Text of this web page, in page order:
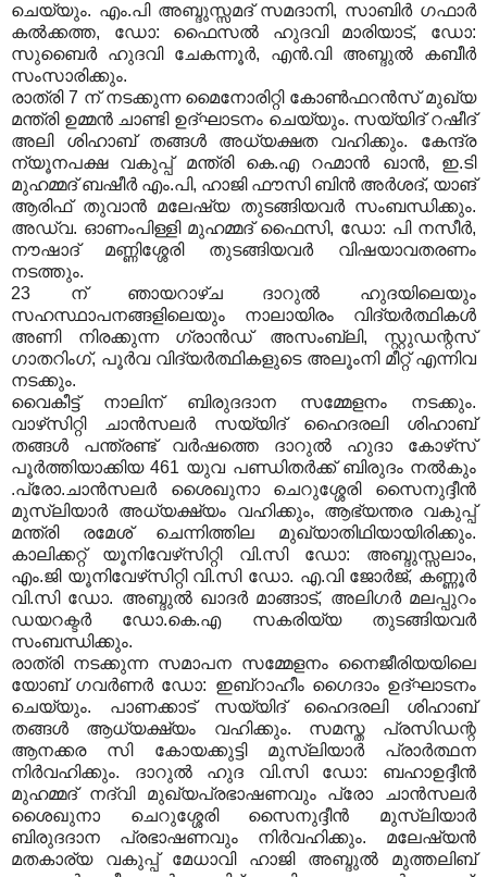
ചെയ്യും. എം.പി അബ്ദുസ്സമദ് സമദാനി, സാബിര്‍ ഗഫാര്‍
കല്‍ക്കത്ത, ഡോ: ഫൈസല്‍ ഹുദവി മാരിയാട്, ഡോ:
സുബൈര്‍ ഹുദവി ചേകന്നൂര്‍, എന്‍.വി അബ്ദുല്‍ കബീര്‍
സംസാരിക്കും.
രാത്രി 7 ന് നടക്കുന്ന മൈനോരിറ്റി കോണ്‍ഫറന്‍സ് മുഖ്യ
മന്ത്രി ഉമ്മന്‍ ചാണ്ടി ഉദ്ഘാടനം ചെയ്യും. സയ്യിദ് റഷീദ്
അലി ശിഹാബ് തങ്ങള്‍ അധ്യക്ഷത വഹിക്കും. കേന്ദ്ര
ന്യൂനപക്ഷ വകുപ്പ് മന്ത്രി കെ.എ റഹ്മാന്‍ ഖാന്‍, ഇ.ടി
മുഹമ്മദ് ബഷീര്‍ എം.പി, ഹാജി ഫൗസി ബിന്‍ അര്‍ശദ്, യാങ്
ആരിഫ് തുവാന്‍ മലേഷ്യ തുടങ്ങിയവര്‍ സംബന്ധിക്കും.
അഡ്വ. ഓണംപിള്ളി മുഹമ്മദ് ഫൈസി, ഡോ: പി നസീര്‍,
നൗഷാദ് മണ്ണിശ്ശേരി തുടങ്ങിയവര്‍ വിഷയാവതരണം
നടത്തും.
23 ന് ഞായറാഴ്ച ദാറുല്‍ ഹുദയിലെയും
സഹസ്ഥാപനങ്ങളിലെയും നാലായിരം വിദ്യര്‍ത്ഥികള്‍
അണി നിരക്കുന്ന ഗ്രാന്‍ഡ് അസംബ്ലി, സ്റ്റുഡന്റസ്
ഗാതറിംഗ്, പൂര്‍വ വിദ്യര്‍ത്ഥികളുടെ അലൂംനി മീറ്റ് എന്നിവ
നടക്കും.
വൈകീട്ട് നാലിന് ബിരുദദാന സമ്മേളനം നടക്കും.
വാഴ്‌സിറ്റി ചാന്‍സലര്‍ സയ്യിദ് ഹൈദരലി ശിഹാബ്
തങ്ങള്‍ പന്ത്രണ്ട് വര്‍ഷത്തെ ദാറുല്‍ ഹുദാ കോഴ്‌സ്
പൂര്‍ത്തിയാക്കിയ461 യുവ പണ്ഡിതര്‍ക്ക് ബിരുദം നല്‍കും
.പ്രോ. ചാന്‍സലര്‍ ശൈഖുനാ ചെറുശ്ശേരി സൈനുദ്ദീന്‍
മുസ്‌ലിയാര്‍ അധ്യക്ഷ്യം വഹിക്കും, ആഭ്യന്തര വകുപ്പ്
മന്ത്രി രമേശ് ചെന്നിത്തില മുഖ്യാതിഥിയായിരിക്കും.
കാലിക്കറ്റ് യൂനിവേഴ്‌സിറ്റി വി.സി ഡോ: അബ്ദുസ്സലാം,
എം.ജി യൂനിവേഴ്‌സിറ്റി വി.സി ഡോ. എ.വി ജോര്‍ജ്, കണ്ണൂര്‍
വി.സി ഡോ. അബ്ദുല്‍ ഖാദര്‍ മാങ്ങാട്, അലിഗര്‍ മലപ്പുറം
ഡയറക്ടര്‍ ഡോ.കെ.എ സകരിയ്യ തുടങ്ങിയവര്‍
സംബന്ധിക്കും.
രാത്രി നടക്കുന്ന സമാപന സമ്മേളനം നൈജീരിയയിലെ
യോബ് ഗവര്‍ണര്‍ ഡോ: ഇബ്‌റാഹീം ഗൈദാം ഉദ്ഘാടനം
ചെയ്യും. പാണക്കാട് സയ്യിദ് ഹൈദരലി ശിഹാബ്
തങ്ങള്‍ ആധ്യക്ഷ്യം വഹിക്കും. സമസ്ത പ്രസിഡന്റ
ആനക്കര സി കോയക്കുട്ടി മുസ്‌ലിയാര്‍ പ്രാര്‍ത്ഥന
നിര്‍വഹിക്കും. ദാറുല്‍ ഹുദ വി.സി ഡോ: ബഹാഉദ്ദീന്‍
മുഹമ്മദ് നദ്‌വി മുഖ്യപ്രഭാഷണവും പ്രോ ചാന്‍സലര്‍
ശൈഖുനാ ചെറുശ്ശേരി സൈനുദ്ദീന്‍ മുസ്‌ലിയാര്‍
ബിരുദദാന പ്രഭാഷണവും നിര്‍വഹിക്കും. മലേഷ്യന്‍
മതകാര്യ വകുപ്പ് മേധാവി ഹാജി അബ്ദുല്‍ മുത്തലിബ്